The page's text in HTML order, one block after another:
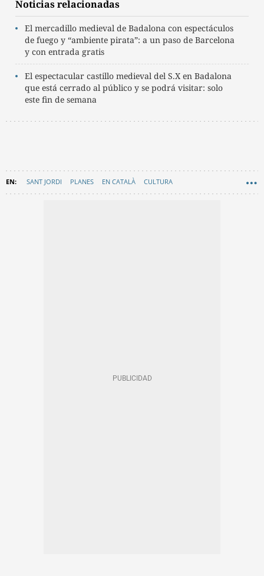
Noticias relacionadas
El mercadillo medieval de Badalona con espectáculos
de fuego y “ambiente pirata”: a un paso de Barcelona
y con entrada gratis
El espectacular castillo medieval del S.X en Badalona
que está cerrado al público y se podrá visitar: solo
este fin de semana
SANT JORDI PLANES EN CATALÀ CULTURA